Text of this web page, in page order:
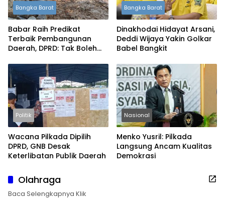
Bangka Barat
Babar Raih Predikat
Terbaik Pembangunan
Daerah, DPRD: Tak Boleh
Bangka Barat
Dinakhodai Hidayat Arsani,
Deddi Wijaya Yakin Golkar
Babel Bangkit
Politik
Wacana Pilkada Dipilih
DPRD, GNB Desak
Keterlibatan Publik Daerah
Nasional
Menko Yusril: Pilkada
Langsung Ancam Kualitas
Demokrasi
Olahraga
Baca Selengkapnya Klik